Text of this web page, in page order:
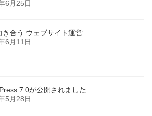
6月25日
き合う ウェブサイト運営
6月11日
7.0が公開されました
5月28日